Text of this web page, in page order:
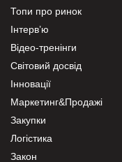
Топи про ринок
Інтерв’ю
Відео-тренінги
Світовий досвід
Інновації
Маркетинг&Продажі
Закупки
Логістика
Закон